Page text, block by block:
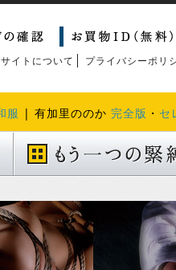
イトについて プライバシーポリ
服 | 有加里ののか 完全版 ・ セ